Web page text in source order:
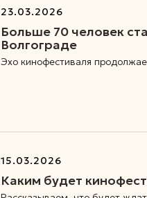
23.03.2026
Больше 70 человек
Волгограде
Эхо кинофестиваля
15.03.2026
Каким будет